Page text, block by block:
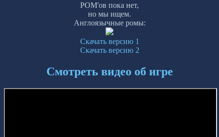
РОМ'ов пока нет,
но мы ищем.
Англоязычные ромы:
Скачать версию 1
Скачать версию 2
Смотреть видео об игре